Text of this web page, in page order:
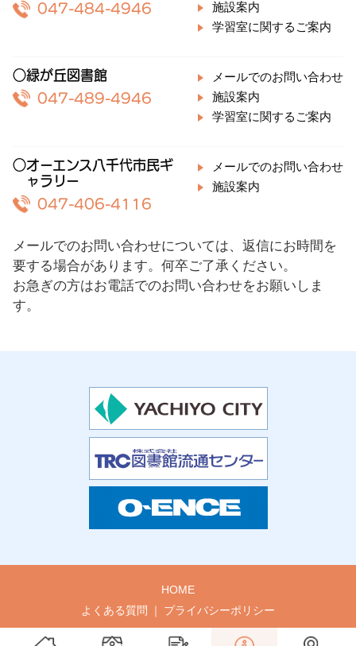
047-484-4946
施設案内
学習室に関するご案内
○緑が丘図書館
047-489-4946
メールでのお問い合わせ
施設案内
学習室に関するご案内
○オーエンス八千代市民ギ
ャラリー
047-406-4116
メールでのお問い合わせ
施設案内
メールでのお問い合わせについては、返信にお時間を
要する場合があります。何卒ご了承ください。
お急ぎの方はお電話でのお問い合わせをお願いしま
す。
HOME
よくある質問
プライバシーポリシー